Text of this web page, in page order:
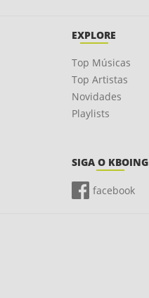
EXPLORE
Top Músicas
Top Artistas
Novidades
Playlists
SIGA O KBOING
facebook